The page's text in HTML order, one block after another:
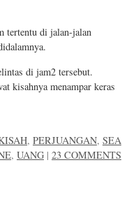
tertentu di jalan-jalan
di jam2 tersebut.
kisahnya menampar keras
, PERJUANGAN, SEA
, UANG | 23 COMMENTS